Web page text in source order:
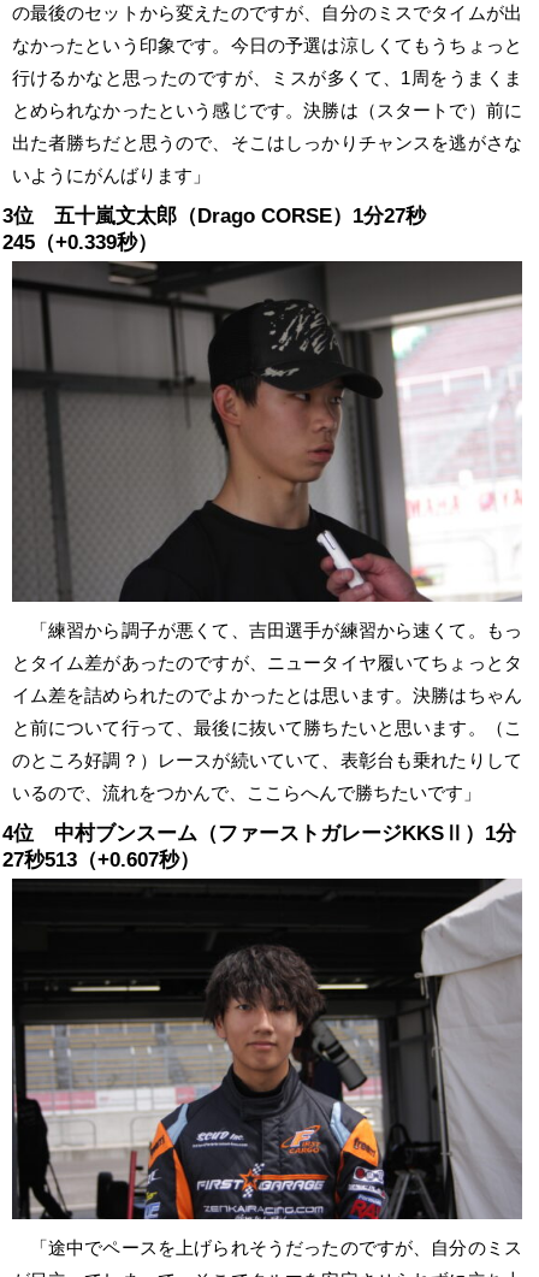
の最後のセットから変えたのですが、自分のミスでタイムが出
なかったという印象です。今日の予選は涼しくてもうちょっと
行けるかなと思ったのですが、ミスが多くて、1周をうまくま
とめられなかったという感じです。決勝は（スタートで）前に
出た者勝ちだと思うので、そこはしっかりチャンスを逃がさな
いようにがんばります」
3位 五十嵐文太郎（Drago CORSE）1分27秒
245（+0.339秒）
「練習から調子が悪くて、吉田選手が練習から速くて。もっ
とタイム差があったのですが、ニュータイヤ履いてちょっとタ
イム差を詰められたのでよかったとは思います。決勝はちゃん
と前について行って、最後に抜いて勝ちたいと思います。（こ
のところ好調？）レースが続いていて、表彰台も乗れたりして
いるので、流れをつかんで、ここらへんで勝ちたいです」
4位 中村ブンスーム（ファーストガレージKKSⅡ）1分
27秒513（+0.607秒）
「途中でペースを上げられそうだったのですが、自分のミス